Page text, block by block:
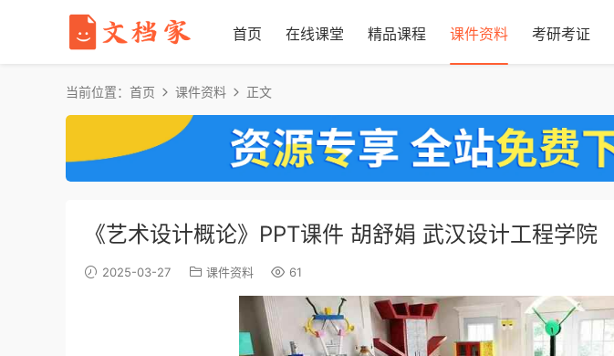
首页 在线课堂 精品课程 课件资料 考研考证
当前位置： 首页 课件资料 正文
《艺术设计概论》PPT课件 胡舒娟 武汉设计工程学院
2025-03-27 课件资料 61